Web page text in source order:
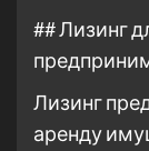
## Лизинг
Лизинг
аренду